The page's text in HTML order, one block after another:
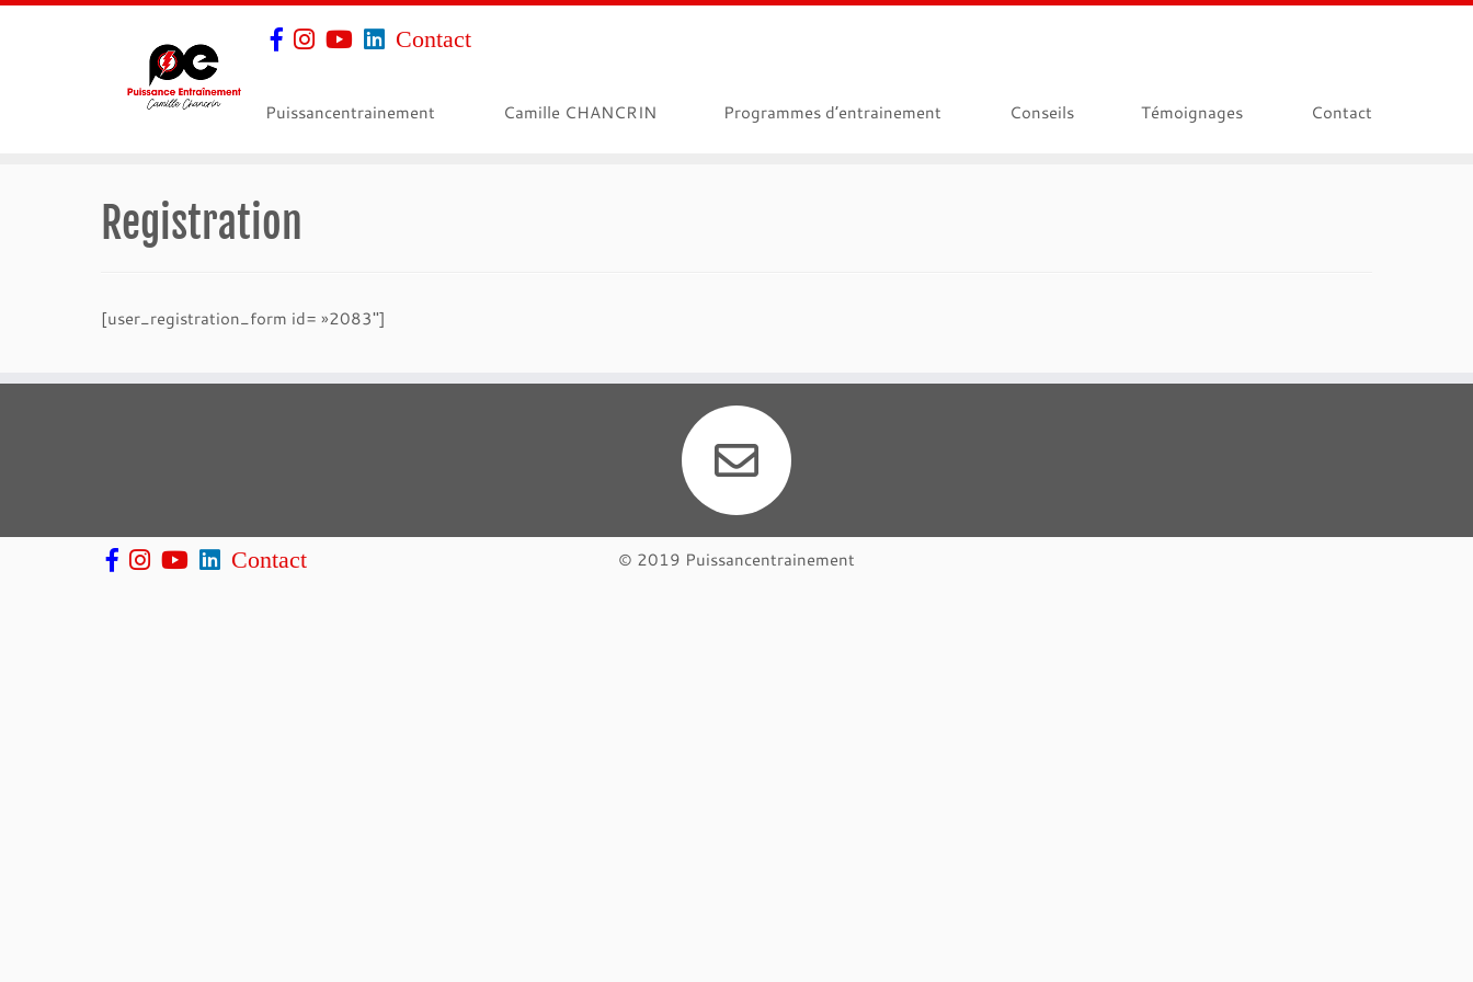
Contact
Puissancentrainement Camille CHANCRIN Programmes d’entrainement Conseils Témoignages Contact
Registration
[user_registration_form id= »2083″]
Contact © 2019 Puissancentrainement